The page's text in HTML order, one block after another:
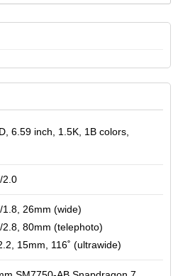
6.59 inch, 1.5K, 1B colors,
2.0
1.8, 26mm (wide)
2.8, 80mm (telephoto)
15mm, 116˚ (ultrawide)